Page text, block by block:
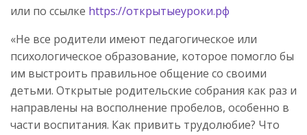
или по ссылке https://открытыеуроки.рф
«Не все родители имеют педагогическое или
психологическое образование, которое помогло бы
им выстроить правильное общение со своими
детьми. Открытые родительские собрания как раз и
направлены на восполнение пробелов, особенно в
части воспитания. Как привить трудолюбие? Что